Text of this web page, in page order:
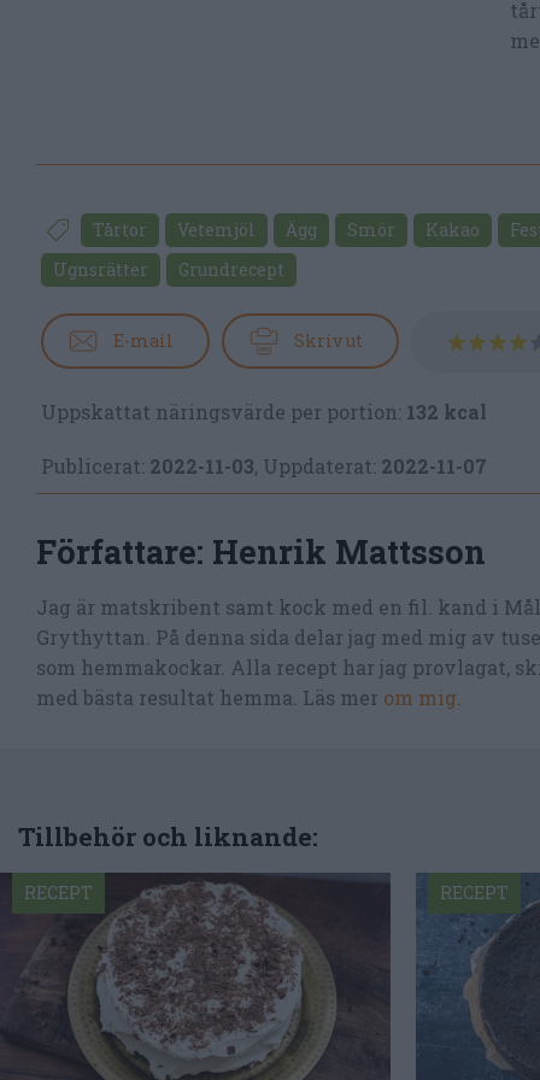
Tårtor Vetemjöl Ägg Smör Kakao
Ugnsrätter
Grundrecept
E-mail Skriv ut
Uppskattat näringsvärde per portion: 132 kcal
Publicerat: 2022-11-03, Uppdaterat: 2022-11-07
Författare: Henrik Mattsson
Jag är matskribent samt kock med en fil. kand i
Grythyttan. På denna sida delar jag med mig av
som hemmakockar. Alla recept har jag provlagat,
med bästa resultat hemma. Läs mer om mig
Tillbehör och liknande:
RECEPT RECEPT